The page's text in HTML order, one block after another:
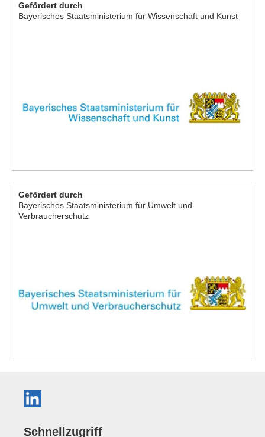
Gefördert durch
Bayerisches Staatsministerium für Wissenschaft und Kunst
Gefördert durch
Bayerisches Staatsministerium für Umwelt und
Verbraucherschutz
Schnellzugriff